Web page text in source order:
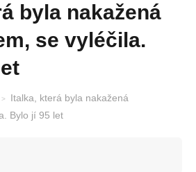
se vyléčila.
Italka, která byla nakažená
Bylo jí 95 let